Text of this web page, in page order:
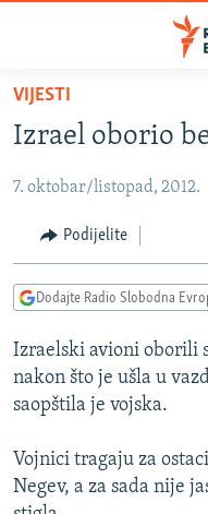
Pređite
glavni
Pređite
Pređite
pretragu
SRBIJA
KOSOVO
VIZUELNO
VIDEO
FOTOGALERIJE
PODCASTI
RAT U UKRAJINI
RSE PRIČE IZ SVIJETA
ISPRIČAJ MI
VIJESTI
Izrael oborio
7. oktobar/listopad, 2012.
Podijelite
Dodajte Radio Slobodna
Izraelski avioni oborili
nakon što je ušla u
saopštila je vojska.
Vojnici tragaju za
Negev, a za sada nije